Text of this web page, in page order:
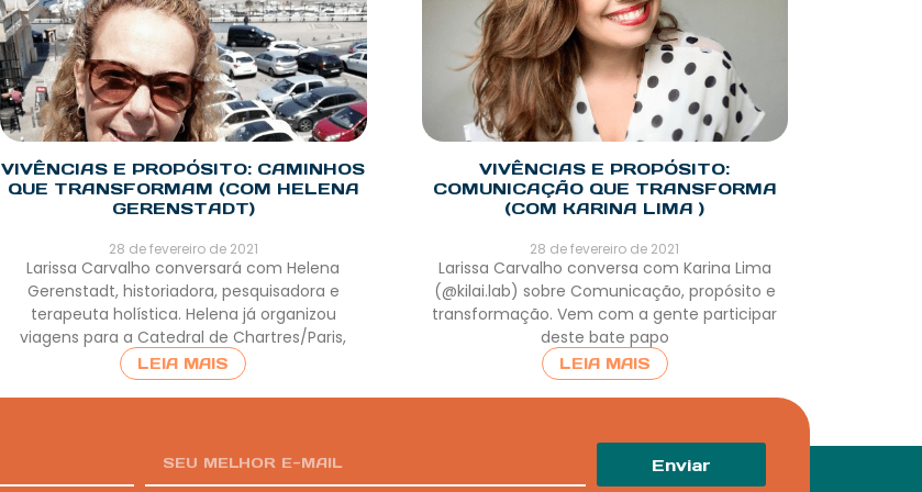
VIVÊNCIAS E PROPÓSITO: CAMINHOS
QUE TRANSFORMAM (COM HELENA
GERENSTADT)
28 de fevereiro de 2021
Larissa Carvalho conversará com Helena
Gerenstadt, historiadora, pesquisadora e
terapeuta holística. Helena já organizou
viagens para a Catedral de Chartres/Paris,
LEIA MAIS
VIVÊNCIAS E PROPÓSITO:
COMUNICAÇÃO QUE TRANSFORMA
(COM KARINA LIMA )
28 de fevereiro de 2021
Larissa Carvalho conversa com Karina Lima
(@kilai.lab) sobre Comunicação, propósito e
transformação. Vem com a gente participar
deste bate papo
LEIA MAIS
Enviar